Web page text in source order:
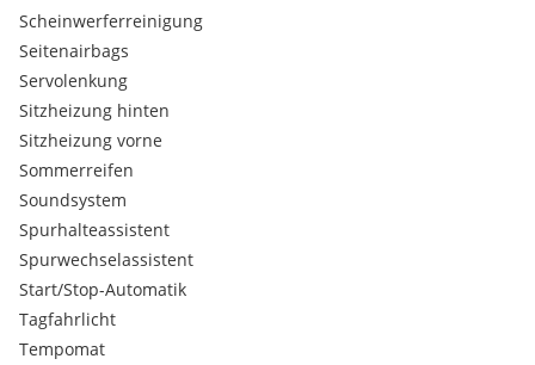
Scheinwerferreinigung
Seitenairbags
Servolenkung
Sitzheizung hinten
Sitzheizung vorne
Sommerreifen
Soundsystem
Spurhalteassistent
Spurwechselassistent
Start/Stop-Automatik
Tagfahrlicht
Tempomat